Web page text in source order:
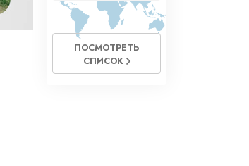
Основы связей с общественностью
Технология обучения
ПОСМОТРЕТЬ
СПИСОК